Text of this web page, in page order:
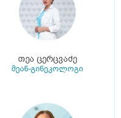
თეა ცერცვაძე
მეან-გინეკოლოგი